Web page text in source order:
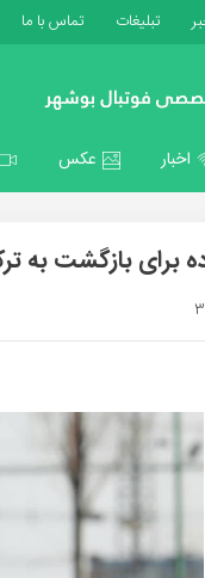
تبلیغات تماس با ما
اخبار عکس
برای بازگشت